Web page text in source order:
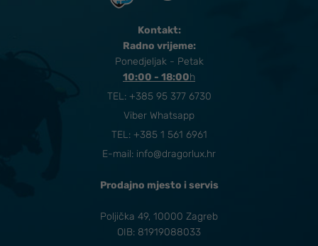
Kontakt:
Radno vrijeme:
Ponedjeljak - Petak
10:00 - 18:00​h
TEL: +385 95 377 6730
Viber Whatsapp
TEL: +385 1 561 6961
E-mail: info@dragorlux.hr
Prodajno mjesto i servis
Poljička 49, 10000 Zagreb
OIB: 81919088033